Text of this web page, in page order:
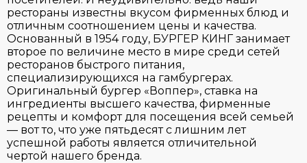
рестораны известны вкусом фирменных блюд и
отличным соотношением цены и качества.
Основанный в 1954 году, БУРГЕР КИНГ занимает
второе по величине место в мире среди сетей
ресторанов быстрого питания,
специализирующихся на гамбургерах.
Оригинальный бургер «Воппер», ставка на
ингредиенты высшего качества, фирменные
рецепты и комфорт для посещения всей семьей
— вот то, что уже пятьдесят с лишним лет
успешной работы является отличительной
чертой нашего бренда.